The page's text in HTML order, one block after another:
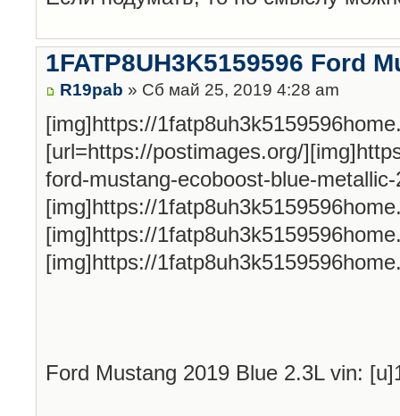
1FATP8UH3K5159596 Ford
R19pab » Сб май 25, 2019 4:28 am
[img]https://
[url=https://postimages.org/
ford-mustang-ecoboost-blue-
[img]https://
[img]https://
[img]https://
Ford Mustang 2019 Blue 2.3L vin: